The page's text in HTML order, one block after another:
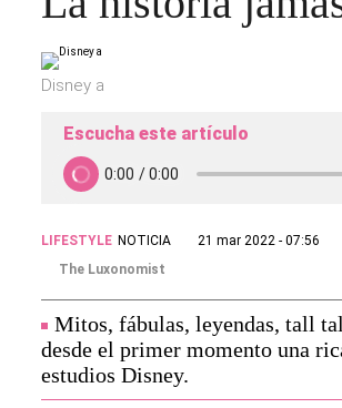
Disney a
Escucha este artículo
LIFESTYLE NOTICIA
21 mar 2022 - 07:56
The Luxonomist
Mitos, fábulas, leyendas, tall
desde el primer momento una
estudios Disney.